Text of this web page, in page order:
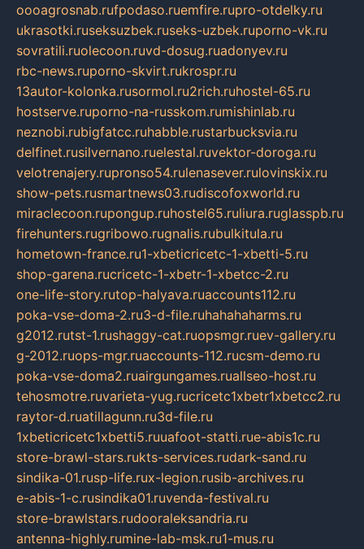
oooagrosnab.rufpodaso.ruemfire.rupro-otdelky.ru
ukrasotki.ruseksuzbek.ruseks-uzbek.ruporno-vk.ru
sovratili.ruolecoon.ruvd-dosug.ruadonyev.ru
rbc-news.ruporno-skvirt.rukrospr.ru
13autor-kolonka.rusormol.ru2rich.ruhostel-65.ru
hostserve.ruporno-na-russkom.rumishinlab.ru
neznobi.rubigfatcc.ruhabble.rustarbucksvia.ru
delfinet.rusilvernano.ruelestal.ruvektor-doroga.ru
velotrenajery.rupronso54.rulenasever.rulovinskix.ru
show-pets.rusmartnews03.rudiscofoxworld.ru
miraclecoon.rupongup.ruhostel65.ruliura.ruglasspb.ru
firehunters.rugribowo.rugnalis.rubulkitula.ru
hometown-france.ru1-xbeticricetc-1-xbetti-5.ru
shop-garena.rucricetc-1-xbetr-1-xbetcc-2.ru
one-life-story.rutop-halyava.ruaccounts112.ru
poka-vse-doma-2.ru3-d-file.ruhahahaharms.ru
g2012.rutst-1.rushaggy-cat.ruopsmgr.ruev-gallery.ru
g-2012.ruops-mgr.ruaccounts-112.rucsm-demo.ru
poka-vse-doma2.ruairgungames.ruallseo-host.ru
tehosmotre.ruvarieta-yug.rucricetc1xbetr1xbetcc2.ru
raytor-d.ruatillagunn.ru3d-file.ru
1xbeticricetc1xbetti5.ruuafoot-statti.rue-abis1c.ru
store-brawl-stars.rukts-services.rudark-sand.ru
sindika-01.rusp-life.rux-legion.rusib-archives.ru
e-abis-1-c.rusindika01.ruvenda-festival.ru
store-brawlstars.rudooraleksandria.ru
antenna-highly.rumine-lab-msk.ru1-mus.ru